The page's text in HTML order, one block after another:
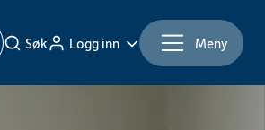
Søk Logg inn Meny